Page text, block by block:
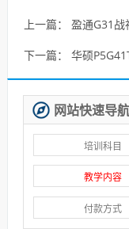
上一篇： 盈通G31战
下一篇： 华硕
网站快速导航
培训科目
教学内容
付款方式